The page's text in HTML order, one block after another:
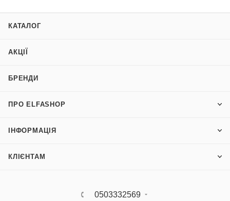
КАТАЛОГ
АКЦІЇ
БРЕНДИ
ПРО ELFASHOP
ІНФОРМАЦІЯ
КЛІЄНТАМ
0503332569